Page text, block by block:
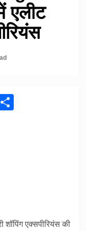
एलीट
शॉपिंग एक्सपीरियंस की